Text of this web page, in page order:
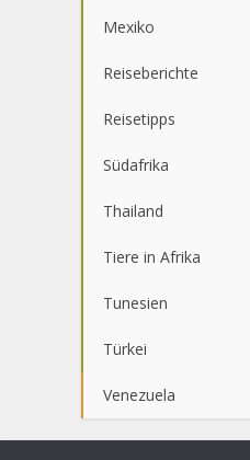
Mexiko
Reiseberichte
Reisetipps
Südafrika
Thailand
Tiere in Afrika
Tunesien
Türkei
Venezuela